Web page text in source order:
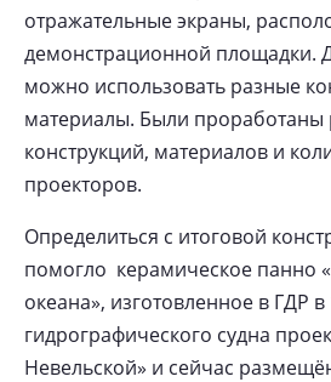
отражательные экраны,
демонстрационной площадки.
можно использовать разные
материалы. Были проработаны
конструкций, материалов и
проекторов.
Определиться с итоговой
помогло керамическое панно
океана», изготовленное в ГДР в
гидрографического судна
Невельской» и сейчас